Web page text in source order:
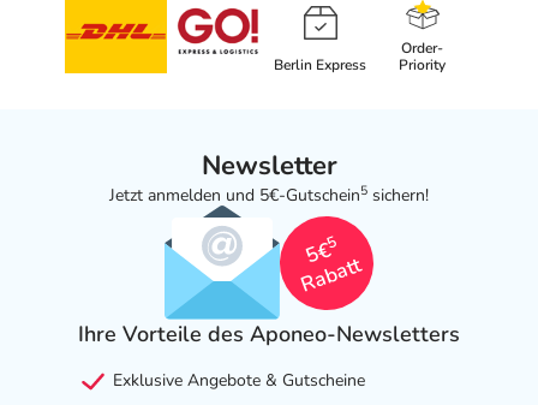
Berlin Express
Order-
Priority
Newsletter
Jetzt anmelden und 5€-Gutschein5 sichern!
5€
5
Rabatt
Ihre Vorteile des Aponeo-Newsletters
Exklusive Angebote & Gutscheine